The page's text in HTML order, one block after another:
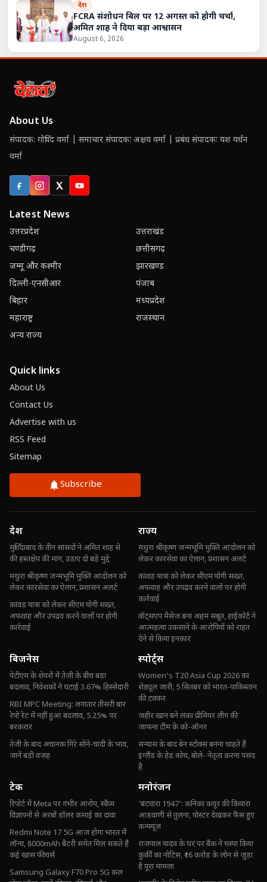
देश
FCRA संशोधन बिल पर 12 अगस्त को होगी चर्चा,
अमित शाह ने दिया बड़ा आश्वासन
August 6, 2026
About Us
संपादक: गोविंद वर्मा | समाचार संपादकः अक्षय वर्मा | प्रबंध संपादकः यश वर्धन
वर्मा
FacebookInstagram
X (Twitter)
YouTube
Latest News
उत्तरप्रदेश
उत्तराखंड
चण्डीगढ़
छत्तीसगढ़
जम्मू और कश्मीर
झारखण्ड
दिल्ली-एनसीआर
पंजाब
बिहार
मध्यप्रदेश
महाराष्ट्र
राजस्थान
अन्य राज्य
Quick links
About Us
Contact Us
Advertise with us
RSS Feed
Sitemap
Subscribe
देश
मुर्शिदाबाद के तीन सांसदों ने अमित शाह से
की हस्तक्षेप की मांग, उठाए दो बड़े मुद्दे
मथुरा श्रीकृष्ण जन्मभूमि मुक्ति आंदोलन को
लेकर कारसेवा का ऐलान, प्रशासन अलर्ट
कांवड़ यात्रा को लेकर सीएम योगी सख्त,
अफवाह और उपद्रव करने वालों पर होगी
कार्रवाई
राज्य
मथुरा श्रीकृष्ण जन्मभूमि मुक्ति आंदोलन को
लेकर कारसेवा का ऐलान, प्रशासन अलर्ट
कांवड़ यात्रा को लेकर सीएम योगी सख्त,
अफवाह और उपद्रव करने वालों पर होगी
कार्रवाई
वॉट्सएप मैसेज बना अहम सबूत, हाईकोर्ट ने
आत्महत्या उकसाने के आरोपियों को राहत
देने से किया इनकार
बिजनेस
पेटीएम के शेयरों में तेजी के बीच बड़ा
बदलाव, निवेशकों ने घटाई 3.67% हिस्सेदारी
RBI MPC Meeting: लगातार तीसरी बार
रेपो रेट में नहीं हुआ बदलाव, 5.25% पर
बरकरार
तेजी के बाद अचानक गिरे सोने-चांदी के भाव,
जानें बड़ी वजह
स्पोर्ट्स
Women's T20 Asia Cup 2026 का
शेड्यूल जारी, 5 सितंबर को भारत-पाकिस्तान
की टक्कर
जहीर खान बने लंका प्रीमियर लीग की
जाफना टीम के को-ऑनर
संन्यास के बाद बेन स्टोक्स बनना चाहते हैं
इंग्लैंड के हेड कोच, बोले- नेतृत्व करना पसंद
है
टेक
रिपोर्ट में Meta पर गंभीर आरोप, स्कैम
विज्ञापनों से अरबों डॉलर कमाई का दावा
Redmi Note 17 5G आज होगा भारत में
लॉन्च, 8000mAh बैटरी समेत मिल सकते हैं
कई खास फीचर्स
Samsung Galaxy F70 Pro 5G कल
मनोरंजन
'बंटवारा 1947': कनिका कपूर की कियारा
आडवाणी से तुलना, पोस्टर देखकर फैंस हुए
कन्फ्यूज
राजपाल यादव के घर पर बैंक ने चस्पा किया
कुर्की का नोटिस, ₹16 करोड़ के लोन से जुड़ा
है पूरा मामला